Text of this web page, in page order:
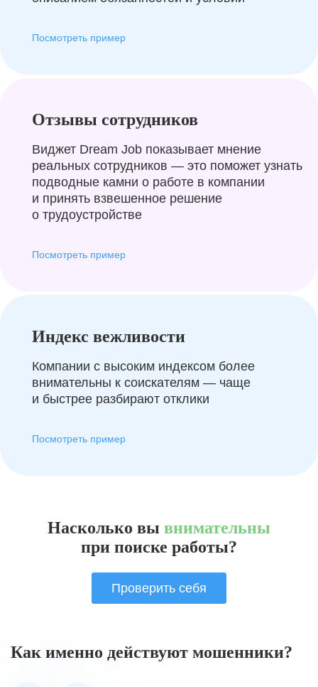
Посмотреть пример
Отзывы сотрудников
Виджет Dream Job показывает мнение
реальных сотрудников — это поможет узнать
подводные камни о работе в компании
и принять взвешенное решение
о трудоустройстве
Посмотреть пример
Индекс вежливости
Компании с высоким индексом более
внимательны к соискателям — чаще
и быстрее разбирают отклики
Посмотреть пример
Насколько вы внимательны
при поиске работы?
Проверить себя
Как именно действуют мошенники?